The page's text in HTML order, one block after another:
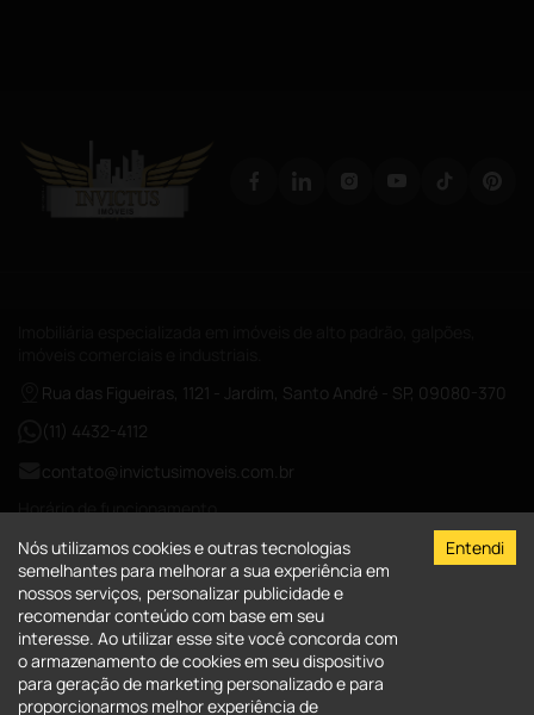
Rua das Figueiras, 1121 - Jardim, Santo André - SP, 09080-370
(11) 4432-4112
contato@invictusimoveis.com.br
Horário de funcionamento
Segunda a sexta das 08:00-18:00
Sábados das 09:00-13:00
CRECI-026017-J
A Invictus Imóveis
Quem Somos
Imóveis
Nós utilizamos cookies e outras tecnologias
semelhantes para melhorar a sua experiência em
nossos serviços, personalizar publicidade e
recomendar conteúdo com base em seu
interesse. Ao utilizar esse site você concorda com
o armazenamento de cookies em seu dispositivo
para geração de marketing personalizado e para
proporcionarmos melhor experiência de
Entendi